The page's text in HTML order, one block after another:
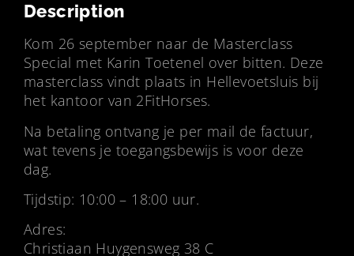
Description
Kom 26 september naar de Masterclass
Special met Karin Toetenel over bitten. Deze
masterclass vindt plaats in Hellevoetsluis bij
het kantoor van 2FitHorses.
Na betaling ontvang je per mail de factuur,
wat tevens je toegangsbewijs is voor deze
dag.
Tijdstip: 10:00 – 18:00 uur.
Adres:
Christiaan Huygensweg 38 C